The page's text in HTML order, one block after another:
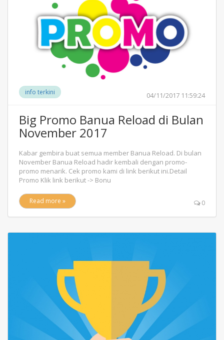
info terkini 04/11/2017 11:59:24
Big Promo Banua Reload di Bulan
November 2017
Kabar gembira buat semua member Banua Reload. Di bulan
November Banua Reload hadir kembali dengan promo-
promo menarik. Cek promo kami di link berikut ini.Detail
Promo Klik link berikut -> Bonu
Read more » 0